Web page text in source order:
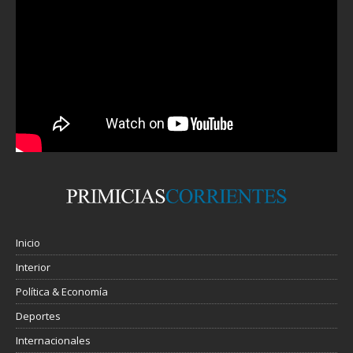
Inicio
Interior
Política & Economía
Deportes
Internacionales